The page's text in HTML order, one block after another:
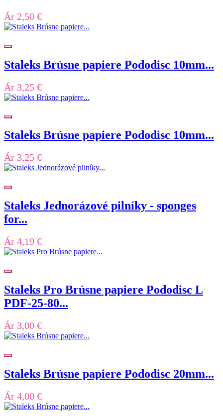
Ár 2,50 €
Staleks Brúsne papiere Pododisc 10mm...
Ár 3,25 €
Staleks Brúsne papiere Pododisc 10mm...
Ár 3,25 €
Staleks Jednorázové pilníky - sponges
for...
Ár 4,19 €
Staleks Pro Brúsne papiere Pododisc L
PDF-25-80...
Ár 3,00 €
Staleks Brúsne papiere Pododisc 20mm...
Ár 4,00 €